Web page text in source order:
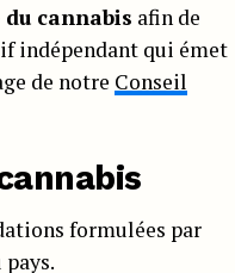
cannabis afin de
indépendant qui émet
de notre Conseil
formulées par